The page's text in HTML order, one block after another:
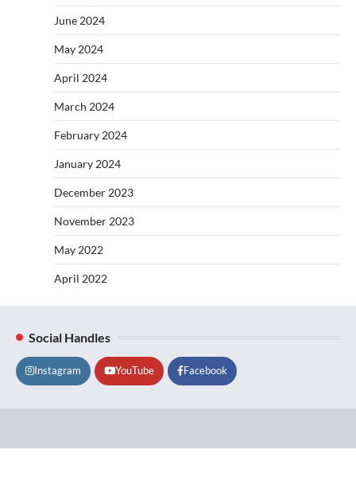
June 2024
May 2024
April 2024
March 2024
February 2024
January 2024
December 2023
November 2023
May 2022
April 2022
Social Handles
Instagram YouTube Facebook